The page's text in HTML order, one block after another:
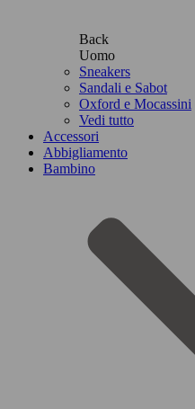
Back
Uomo
Sneakers
Sandali e Sabot
Oxford e Mocassini
Vedi tutto
Accessori
Abbigliamento
Bambino